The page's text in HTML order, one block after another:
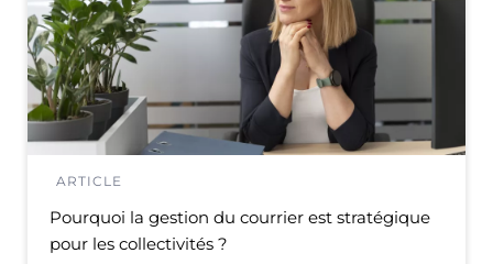
ARTICLE
Pourquoi la gestion du courrier est stratégique
pour les collectivités ?